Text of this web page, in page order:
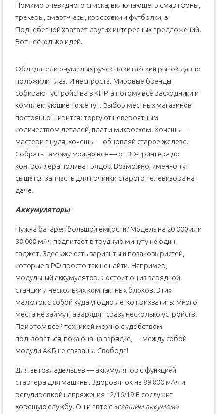
Помимо очевидного списка, включающего смартфоны,
трекеры, смарт-часы, кроссовки и футболки, в
Поднебесной хватает других интересных предложений.
Вот несколько идей.
Обладатели очумелых ручек на китайский рынок давно
положили глаз. И неспроста. Мировые бренды
собирают устройства в КНР, а потому все расходники и
комплектующие тоже тут. Выбор местных магазинов
постоянно ширится: торгуют невероятным
количеством деталей, плат и микросхем. Хочешь —
мастери с нуля, хочешь — обновляй старое железо.
Собрать самому можно всё — от 3D-принтера до
контроллера полива грядок. Возможно, именно тут
сыщется запчасть для починки старого телевизора на
даче.
Аккумуляторы
Нужна батарея большой ёмкости? Модель на 20 000 или
30 000 мАч подпитает в трудную минуту не один
гаджет. Здесь же есть варианты и позаковыристей,
которые в РФ просто так не найти. Например,
модульный аккумулятор. Состоит он из зарядной
станции и нескольких компактных блоков. Этих
малюток с собой куда угодно легко прихватить: много
места не займут, а зарядят сразу несколько устройств.
При этом всей техникой можно с удобством
пользоваться, пока она на зарядке, — между собой
модули АКБ не связаны. Свобода!
Для автовладельцев — аккумулятор с функцией
стартера для машины. Здоровячок на 89 800 мАч и
регулировкой напряжения 12/16/19 В сослужит
хорошую службу. Он и авто с «севшим аккумом»